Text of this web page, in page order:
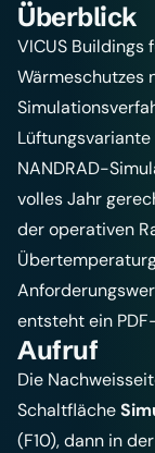
Überblick
VICUS Buildings
Wärmeschutzes
NANDRAD-
volles Jahr
der operativen
entsteht ein
Aufruf
Die
Schaltfläche
(F10), dann in